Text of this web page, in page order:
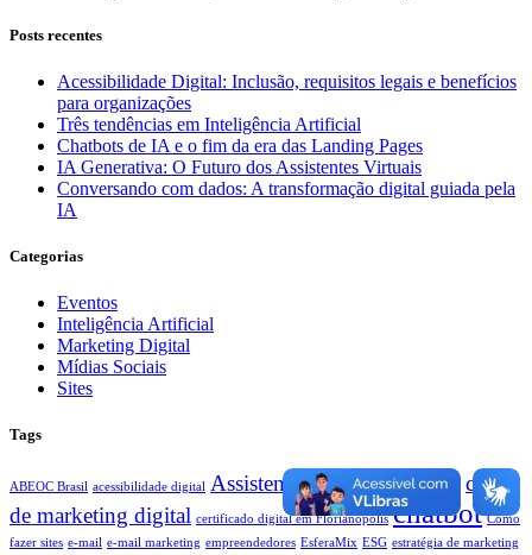
Posts recentes
Acessibilidade Digital: Inclusão, requisitos legais e benefícios
para organizações
Três tendências em Inteligência Artificial
Chatbots de IA e o fim da era das Landing Pages
IA Generativa: O Futuro dos Assistentes Virtuais
Conversando com dados: A transformação digital guiada pela
IA
Categorias
Eventos
Inteligência Artificial
Marketing Digital
Mídias Sociais
Sites
Tags
ABEOC Brasil acessibilidade digital Assistentes Virtuais Boas práticas
case
de marketing digital certificado digital em Florianópolis chatbot Como
fazer sites e-mail e-mail marketing empreendedores EsferaMix ESG estratégia de marketing